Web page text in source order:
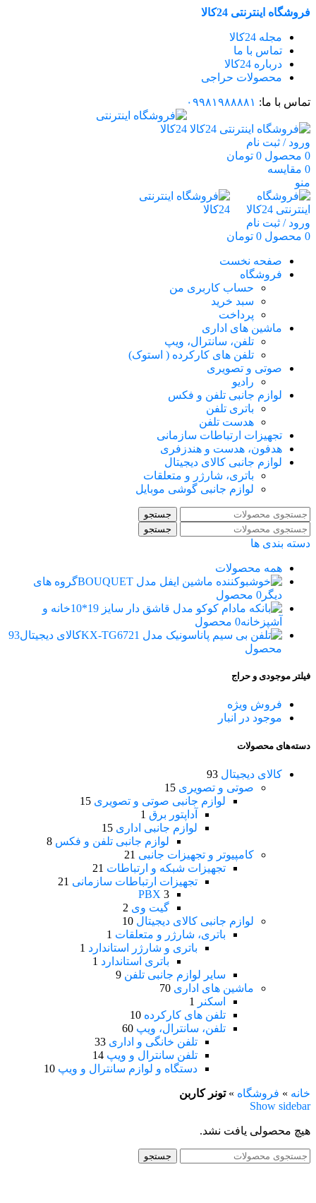
فروشگاه اینترنتی 24کالا
مجله 24کالا
تماس با ما
درباره 24کالا
محصولات حراجی
تماس با ما: ۰۹۹۸۱۹۸۸۸۸۱
ورود / ثبت نام
0 محصول 0 تومان
0 مقایسه
منو
ورود / ثبت نام
0 محصول 0 تومان
صفحه نخست
فروشگاه
حساب کاربری من
سبد خرید
پرداخت
ماشین های اداری
تلفن، سانترال، ویپ
تلفن های کارکرده ( استوک)
صوتی و تصویری
رادیو
لوازم جانبی تلفن و فکس
باتری تلفن
هدست تلفن
تجهیزات ارتباطات سازمانی
هدفون، هدست و هندزفری
لوازم جانبی کالای دیجیتال
باتری، شارژر و متعلقات
لوازم جانبی گوشی موبایل
جستجو
جستجو
دسته بندی ها
همه محصولات
گروه های
دیگر 0 محصول
خانه و
آشپزخانه0 محصول
کالای دیجیتال93
محصول
فیلتر موجودی و حراج
فروش ویژه
موجود در انبار
دسته‌های محصولات
کالای دیجیتال 93
صوتی و تصویری 15
لوازم جانبی صوتی و تصویری 15
آداپتور برق 1
لوازم جانبی اداری 15
لوازم جانبی تلفن و فکس 8
کامپیوتر و تجهیزات جانبی 21
تجهیزات شبکه و ارتباطات 21
تجهیزات ارتباطات سازمانی 21
PBX 3
گیت وی 2
لوازم جانبی کالای دیجیتال 10
باتری، شارژر و متعلقات 1
باتری و شارژر استاندارد 1
باتری استاندارد 1
سایر لوازم جانبی تلفن 9
ماشین های اداری 70
اسکنر
1
تلفن های کارکرده 10
تلفن، سانترال، ویپ 60
تلفن خانگی و اداری 33
تلفن سانترال و ویپ 14
دستگاه و لوازم سانترال و ویپ 10
خانه » فروشگاه »تونر کاربن
Show sidebar
هیچ محصولی یافت نشد.
جستجو